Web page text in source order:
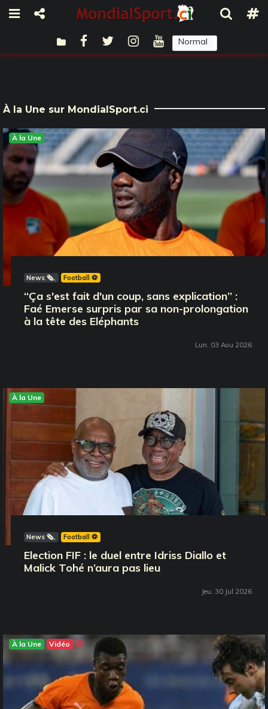
Normal
À la Une sur MondialSport.ci
À la Une
News 🗞️ Football ⚽️
‘‘Ça s'est fait d'un coup, sans explication’’ :
Faé Emerse surpris par sa non-prolongation
à la tête des Eléphants
Lun, 03 Aou 2026
À la Une
News 🗞️ Football ⚽️
Election FIF : le duel entre Idriss Diallo et
Malick Tohé n’aura pas lieu
Jeu, 30 Jul 2026
À la Une Vidéo